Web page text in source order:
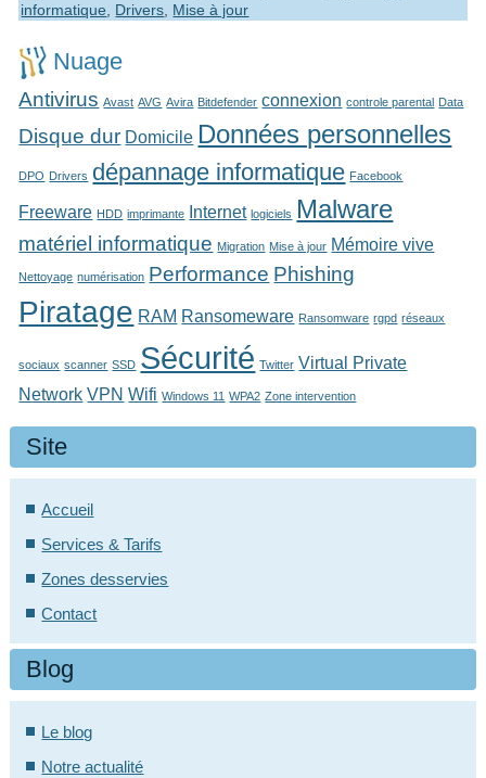
informatique, Drivers, Mise à jour
Nuage
Antivirus Avast AVG Avira Bitdefender connexion controle parental Data
Disque dur Domicile Données personnelles
DPO Drivers dépannage informatique Facebook
Freeware HDD imprimante Internet logiciels Malware
matériel informatique Migration Mise à jour Mémoire vive
Nettoyage numérisation Performance Phishing
Piratage RAM Ransomeware Ransomware rgpd réseaux
sociaux scanner SSD Sécurité Twitter Virtual Private
Network VPN Wifi Windows 11 WPA2 Zone intervention
Site
Accueil
Services & Tarifs
Zones desservies
Contact
Blog
Le blog
Notre actualité